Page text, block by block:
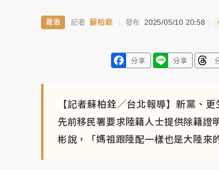
政治 記者 蘇柏銓 發布 2025/05/10 20:58
分享 分享
【記者蘇柏銓／台北報導】新黨、
先前移民署要求陸籍人士提供除籍證
彬說，「媽祖跟陸配一樣也是大陸來